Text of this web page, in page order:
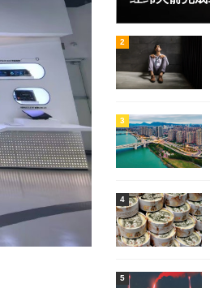
6天前
2
3
4
5